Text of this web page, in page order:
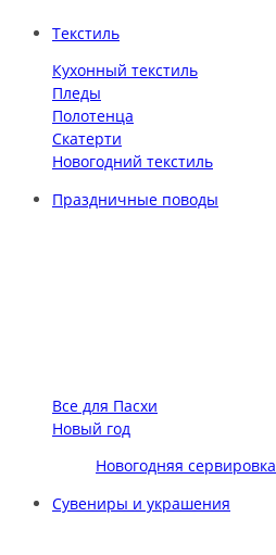
Текстиль
Кухонный текстиль
Пледы
Полотенца
Скатерти
Новогодний текстиль
Праздничные поводы
Все для Пасхи
Новый год
Новогодняя сервировка
Сувениры и украшения